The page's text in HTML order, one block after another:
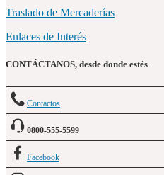
Traslado de Mercaderías
Enlaces de Interés
CONTÁCTANOS, desde donde estés
Contactos
0800-555-5599
Facebook